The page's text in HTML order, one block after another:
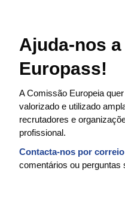
Ajuda-nos
Europass!
A Comissão Europeia
valorizado e utilizado
recrutadores e
profissional.
Contacta-nos por
comentários ou perguntas